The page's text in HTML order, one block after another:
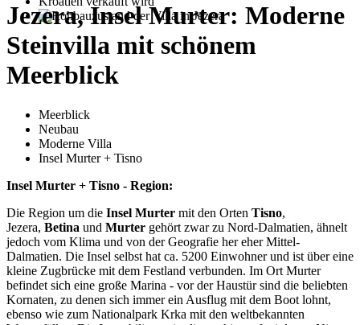
Jezera, Insel Murter: Moderne
Steinvilla mit schönem
Meerblick
Meerblick
Neubau
Moderne Villa
Insel Murter + Tisno
Insel Murter + Tisno - Region:
Die Region um die Insel Murter mit den Orten Tisno,
Jezera, Betina und Murter gehört zwar zu Nord-Dalmatien, ähnelt
jedoch vom Klima und von der Geografie her eher Mittel-
Dalmatien. Die Insel selbst hat ca. 5200 Einwohner und ist über eine
kleine Zugbrücke mit dem Festland verbunden. Im Ort Murter
befindet sich eine große Marina - vor der Haustür sind die beliebten
Kornaten, zu denen sich immer ein Ausflug mit dem Boot lohnt,
ebenso wie zum Nationalpark Krka mit den weltbekannten